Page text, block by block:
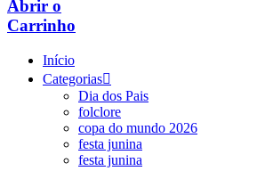
Abrir o
Carrinho
Início
Categorias
Dia dos Pais
folclore
copa do mundo 2026
festa junina
festa junina